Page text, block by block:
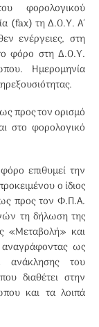
φορολογικού
(fax) τη Δ.Ο.Υ. Α΄
ενέργειες, στη
φόρο στη Δ.Ο.Υ.
Ημερομηνία
προς τον ορισμό
στο φορολογικό
επιθυμεί την
ο ίδιος
προς τον Φ.Π.Α.
τη δήλωση της
«Μεταβολή» και
ως
ανάκλησης του
διαθέτει στην
και τα λοιπά